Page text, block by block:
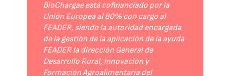
BioChargae está cofinanciado por la
Unión Europea al 80% con cargo al
FEADER, siendo la autoridad encargada
de la gestión de la aplicación de la ayuda
FEADER la dirección General de
Desarrollo Rural, Innovación y
Formación Agroalimentaria del